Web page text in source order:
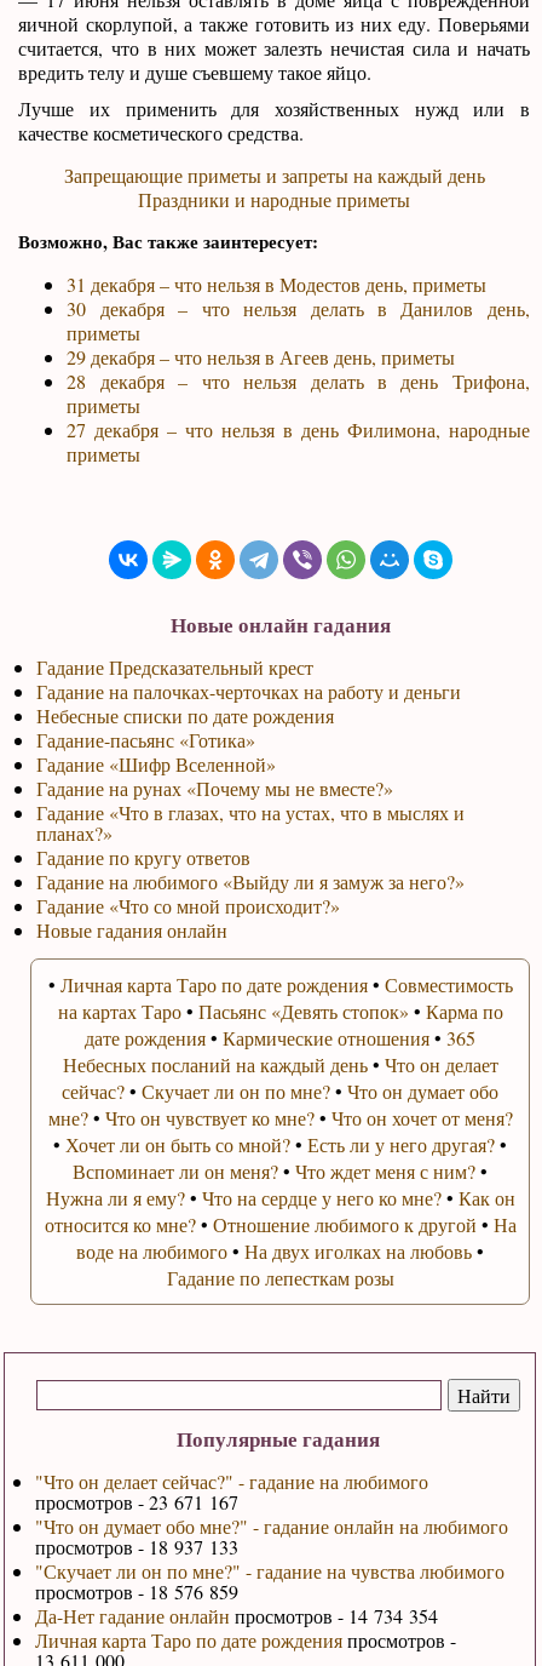
Популярные гадания
"Что он делает сейчас?" - гадание на любимого
просмотров - 23 671 167
"Что он думает обо мне?" - гадание онлайн на любимого
просмотров - 18 937 133
"Скучает ли он по мне?" - гадание на чувства любимого
просмотров - 18 576 859
Да-Нет гадание онлайн просмотров - 14 734 354
Личная карта Таро по дате рожденияпросмотров -
13 611 000
яичной скорлупой, а также готовить из них еду. Поверьями
считается, что в них может залезть нечистая сила и начать
вредить телу и душе съевшему такое яйцо.
Лучше их применить для хозяйственных нужд или в
качестве косметического средства.
Запрещающие приметы и запреты на каждый день
Праздники и народные приметы
Возможно, Вас также заинтересует:
31 декабря – что нельзя в Модестов день, приметы
30 декабря – что нельзя делать в Данилов день,
приметы
29 декабря – что нельзя в Агеев день, приметы
28 декабря – что нельзя делать в день Трифона,
приметы
27 декабря – что нельзя в день Филимона, народные
приметы
Новые онлайн гадания
Гадание Предсказательный крест
Гадание на палочках-черточках на работу и деньги
Небесные списки по дате рождения
Гадание-пасьянс «Готика»
Гадание «Шифр Вселенной»
Гадание на рунах «Почему мы не вместе?»
Гадание «Что в глазах, что на устах, что в мыслях и
планах?»
Гадание по кругу ответов
Гадание на любимого «Выйду ли я замуж за него?»
Гадание «Что со мной происходит?»
Новые гадания онлайн
• Личная карта Таро по дате рождения• Совместимость
на картах Таро• Пасьянс «Девять стопок» • Карма по
дате рождения•Кармические отношения•365
Небесных посланий на каждый день• Что он делает
сейчас?•Скучает ли он по мне?•Что он думает обо
мне?• Что он чувствует ко мне?• Что он хочет от меня?
• Хочет ли он быть со мной?•Есть ли у него другая?•
Вспоминает ли он меня?•Что ждет меня с ним?•
Нужна ли я ему?• Что на сердце у него ко мне?• Как он
относится ко мне?• Отношение любимого к другой • На
воде на любимого•На двух иголках на любовь•
Гадание по лепесткам розы